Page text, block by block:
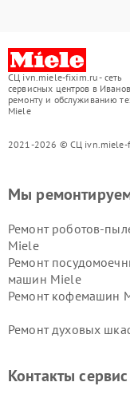
СЦ ivn.miele-fixim.ru - сеть
сервисных центров в
ремонту и обслуживанию
Miele
2021-2026 © СЦ ivn.miele-
Мы
Ремонт роботов-
Miele
Ремонт
машин Miele
Ремонт кофемашин
Ремонт духовых
Miele
Контакты